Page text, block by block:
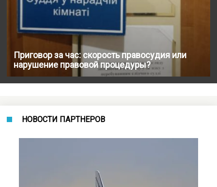
Приговор за час: скорость правосудия или
нарушение правовой процедуры?
НОВОСТИ ПАРТНЕРОВ